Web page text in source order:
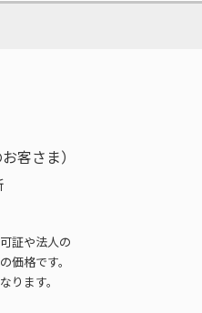
客さま）
証や法人の
価格です。
ります。